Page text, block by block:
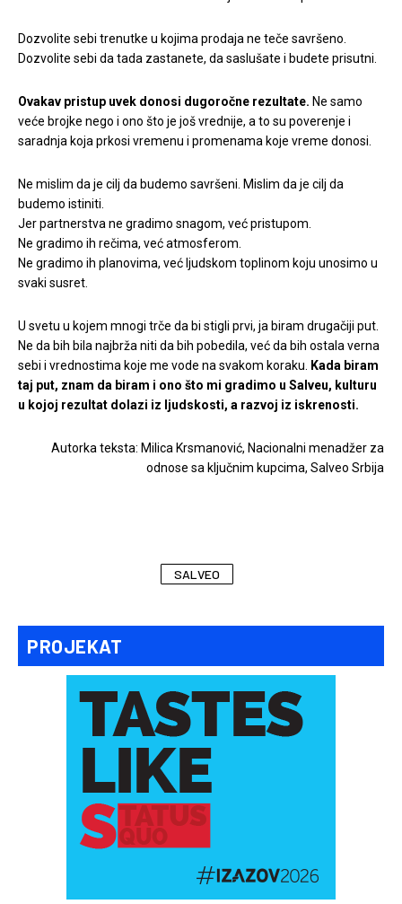
PROJEKAT
Dozvolite sebi trenutke u kojima prodaja ne teče savršeno.
Dozvolite sebi da tada zastanete, da saslušate i budete prisutni.
Ovakav pristup uvek donosi dugoročne rezultate. Ne samo
veće brojke nego i ono što je još vrednije, a to su poverenje i
saradnja koja prkosi vremenu i promenama koje vreme donosi.
Ne mislim da je cilj da budemo savršeni. Mislim da je cilj da
budemo istiniti.
Jer partnerstva ne gradimo snagom, već pristupom.
Ne gradimo ih rečima, već atmosferom.
Ne gradimo ih planovima, već ljudskom toplinom koju unosimo u
svaki susret.
U svetu u kojem mnogi trče da bi stigli prvi, ja biram drugačiji put.
Ne da bih bila najbrža niti da bih pobedila, već da bih ostala verna
sebi i vrednostima koje me vode na svakom koraku. Kada biram
taj put, znam da biram i ono što mi gradimo u Salveu, kulturu
u kojoj rezultat dolazi iz ljudskosti, a razvoj iz iskrenosti.
Autorka teksta: Milica Krsmanović, Nacionalni menadžer za
odnose sa ključnim kupcima, Salveo Srbija
SALVEO